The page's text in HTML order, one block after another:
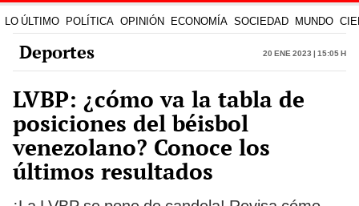
LO ÚLTIMO POLÍTICA OPINIÓN ECONOMÍA SOCIEDAD MUNDO
Deportes 20 Ene 2023 | 15:05 h
LVBP: ¿cómo va la tabla de
posiciones del béisbol
venezolano? Conoce los
últimos resultados